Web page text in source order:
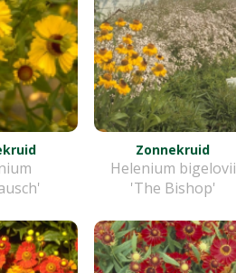
Zonnekruid
Helenium bigelovii
'The Bishop'